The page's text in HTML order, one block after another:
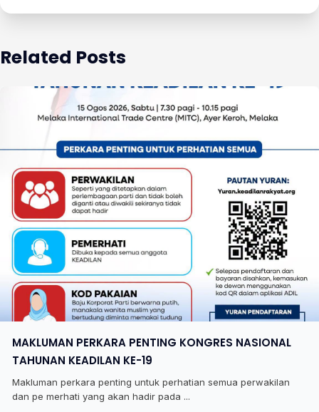
Related Posts
MAKLUMAN PERKARA PENTING KONGRES NASIONAL
TAHUNAN KEADILAN KE-19
Makluman perkara penting untuk perhatian semua perwakilan
dan pe merhati yang akan hadir pada ...